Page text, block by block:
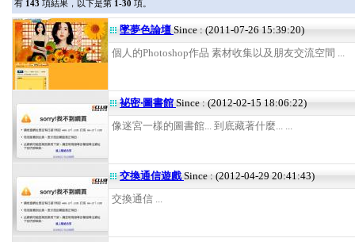
有 143 項結果，以下是第 1-30 項。
墜夢色論壇 Since : (2011-07-26 15:39:20)
個人的Photoshop作品 素材收集以及朋友交流空間 ...
袐密‧圖書館 Since : (2012-02-15 18:06:22)
像迷宮一樣的圖書館... 到底藏著什麼... ...
交換通信遊戲Since : (2012-04-29 20:41:43)
交換通信 ...